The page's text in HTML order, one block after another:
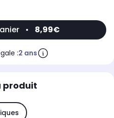
• 8,99€
:2 ans
produit